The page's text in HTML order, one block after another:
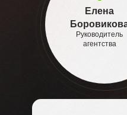
Елена
Руководитель
агентства